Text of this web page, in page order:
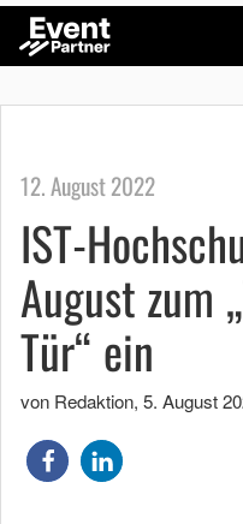
12. August 2022
IST-
August zum
Tür“ ein
von Redaktion, 5. August